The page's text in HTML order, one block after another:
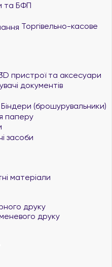
та БФП
Торгівельно-касове
пристрої та аксесуари
документів
Біндери (брошурувальники)
паперу
засоби
матеріали
друку
друку